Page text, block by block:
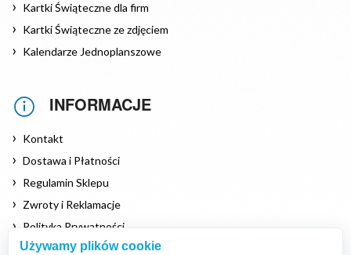
Kartki Świąteczne dla firm
Kartki Świąteczne ze zdjęciem
Kalendarze Jednoplanszowe
INFORMACJE
Kontakt
Dostawa i Płatności
Regulamin Sklepu
Zwroty i Reklamacje
Polityka Prywatności
Polityka Cookies
Używamy plików cookie